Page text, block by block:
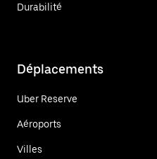
Durabilité
Déplacements
Uber Reserve
Aéroports
Villes